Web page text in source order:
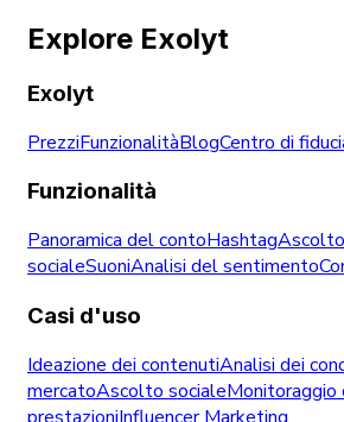
Explore Exolyt
Exolyt
PrezziFunzionalitàBlogCentro di
Funzionalità
Panoramica del contoHashtagAscolto
socialeSuoniAnalisi del sentimento
Casi d'uso
Ideazione dei contenutiAnalisi dei
mercatoAscolto socialeMonitoraggio
prestazioniInfluencer Marketing